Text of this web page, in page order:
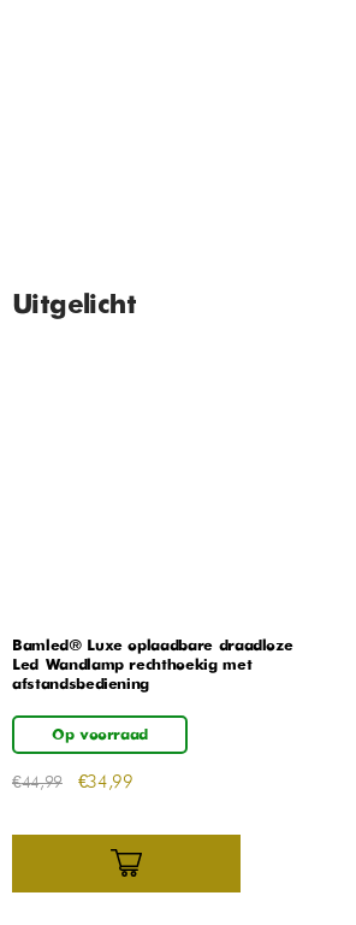
Uitgelicht
Bamled® Luxe oplaadbare draadloze
Led Wandlamp rechthoekig met
afstandsbediening
Op voorraad
€44,99 €34,99